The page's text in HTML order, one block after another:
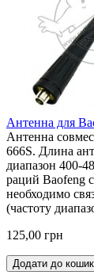
Антенна для
Антенна
666S. Длина
диапазон 400-
раций Baofeng
необходимо
(частоту
125,00 грн
Додати до